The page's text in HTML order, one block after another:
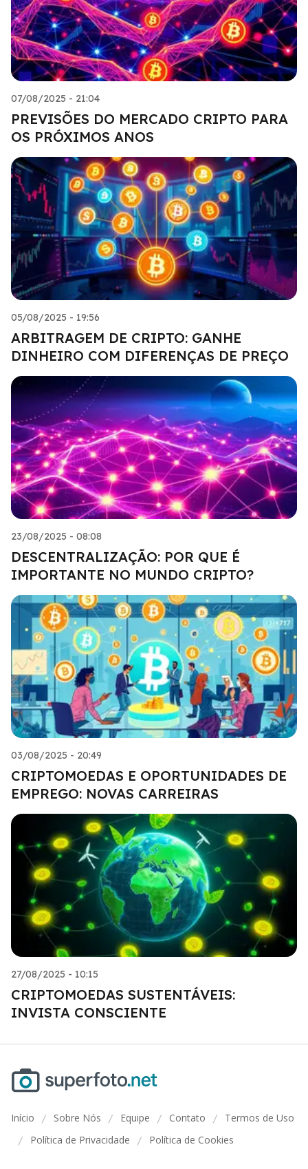
07/08/2025 - 21:04
PREVISÕES DO MERCADO CRIPTO PARA
OS PRÓXIMOS ANOS
05/08/2025 - 19:56
ARBITRAGEM DE CRIPTO: GANHE
DINHEIRO COM DIFERENÇAS DE PREÇO
23/08/2025 - 08:08
DESCENTRALIZAÇÃO: POR QUE É
IMPORTANTE NO MUNDO CRIPTO?
03/08/2025 - 20:49
CRIPTOMOEDAS E OPORTUNIDADES DE
EMPREGO: NOVAS CARREIRAS
27/08/2025 - 10:15
CRIPTOMOEDAS SUSTENTÁVEIS:
INVISTA CONSCIENTE
Início / Sobre Nós / Equipe / Contato / Termos de Uso
/ Política de Privacidade / Política de Cookies